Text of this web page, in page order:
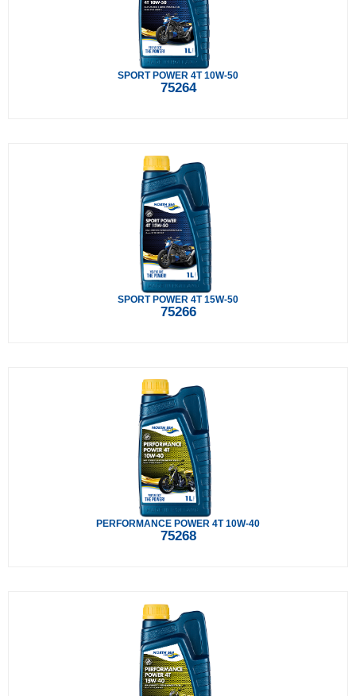
SPORT POWER 4T 10W-50
75264
SPORT POWER 4T 15W-50
75266
PERFORMANCE POWER 4T 10W-40
75268